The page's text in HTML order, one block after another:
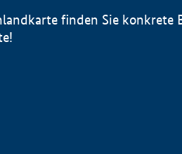
finden Sie konkrete